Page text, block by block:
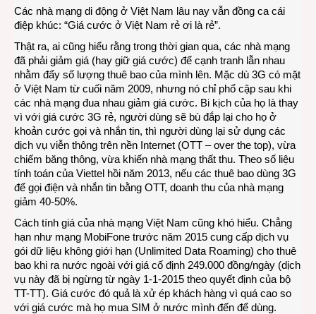
sự
ơi
Các nhà mạng di động ở Việt Nam lâu nay vẫn đồng ca cái
điệp khúc: “Giá cước ở Việt Nam rẻ ơi là rẻ”.
Thật ra, ai cũng hiểu rằng trong thời gian qua, các nhà mạng
đã phải giảm giá (hay giữ giá cước) để cạnh tranh lẫn nhau
nhằm đẩy số lượng thuê bao của mình lên. Mặc dù 3G có mặt
ở Việt Nam từ cuối năm 2009, nhưng nó chỉ phổ cập sau khi
các nhà mạng đua nhau giảm giá cước. Bi kịch của họ là thay
vì với giá cước 3G rẻ, người dùng sẽ bù đắp lại cho họ ở
khoản cước gọi và nhắn tin, thì người dùng lại sử dụng các
dịch vụ viễn thông trên nền Internet (OTT – over the top), vừa
chiếm băng thông, vừa khiến nhà mạng thất thu. Theo số liệu
tính toán của Viettel hồi năm 2013, nếu các thuê bao dùng 3G
để gọi điện và nhắn tin bằng OTT, doanh thu của nhà mạng
giảm 40-50%.
Cách tính giá của nhà mạng Việt Nam cũng khó hiểu. Chẳng
hạn như mạng MobiFone trước năm 2015 cung cấp dịch vụ
gói dữ liệu không giới hạn (Unlimited Data Roaming) cho thuê
bao khi ra nước ngoài với giá cố định 249.000 đồng/ngày (dịch
vụ này đã bị ngừng từ ngày 1-1-2015 theo quyết định của bộ
TT-TT). Giá cước đó quả là xử ép khách hàng vì quá cao so
với giá cước mà họ mua SIM ở nước mình đến để dùng.